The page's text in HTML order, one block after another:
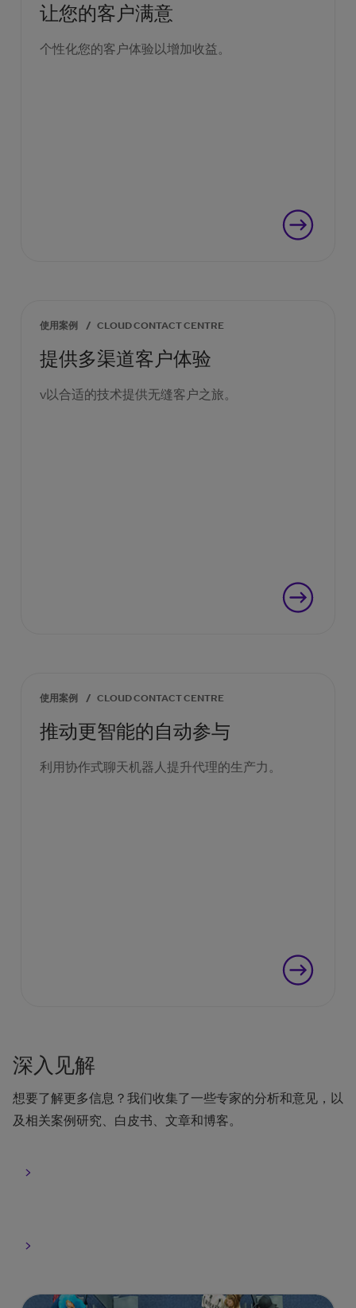
让您的客户满意
个性化您的客户体验以增加收益。
使用案例 / CLOUD CONTACT CENTRE
提供多渠道客户体验
v以合适的技术提供无缝客户之旅。
使用案例 / CLOUD CONTACT CENTRE
推动更智能的自动参与
利用协作式聊天机器人提升代理的生产力。
深入见解
想要了解更多信息？我们收集了一些专家的分析和意见，以
及相关案例研究、白皮书、文章和博客。